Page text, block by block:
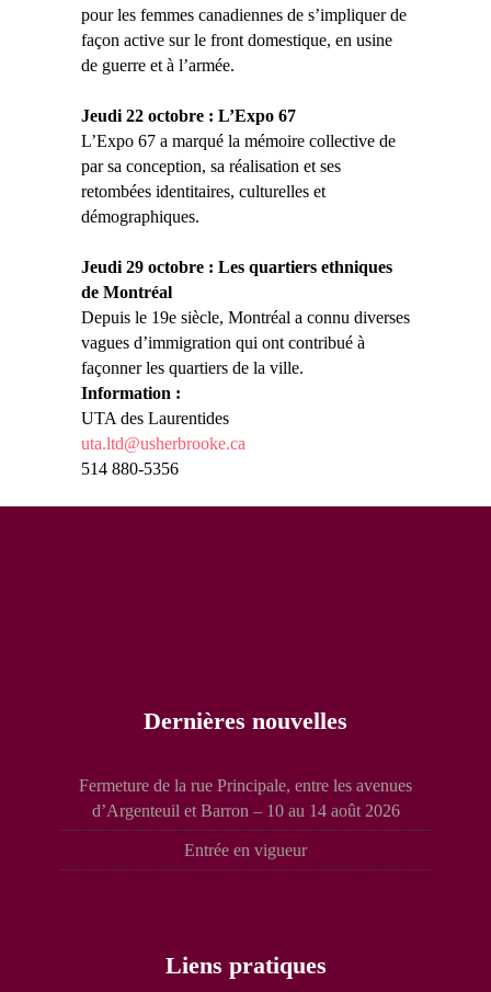
pour les femmes canadiennes de s’impliquer de
façon active sur le front domestique, en usine
de guerre et à l’armée.
Jeudi 22 octobre : L’Expo 67
L’Expo 67 a marqué la mémoire collective de
par sa conception, sa réalisation et ses
retombées identitaires, culturelles et
démographiques.
Jeudi 29 octobre : Les quartiers ethniques
de Montréal
Depuis le 19e siècle, Montréal a connu diverses
vagues d’immigration qui ont contribué à
façonner les quartiers de la ville.
Information :
UTA des Laurentides
uta.ltd@usherbrooke.ca
514 880-5356
Dernières nouvelles
Fermeture de la rue Principale, entre les avenues
d’Argenteuil et Barron – 10 au 14 août 2026
Entrée en vigueur
Liens pratiques